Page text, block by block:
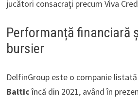
jucători consacrați precum Viva
Performanță financiară
bursier
DelfinGroup este o companie
Balticîncă din 2021, având în